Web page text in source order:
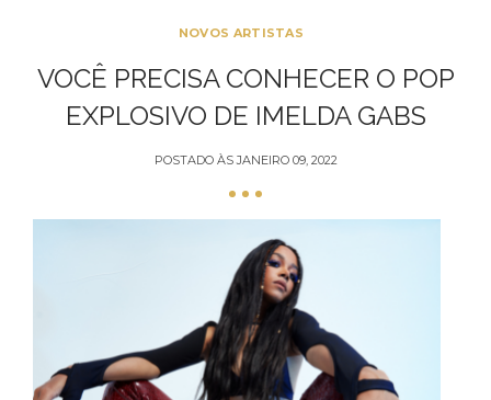
NOVOS ARTISTAS
VOCÊ PRECISA CONHECER O POP
EXPLOSIVO DE IMELDA GABS
POSTADO ÀSJANEIRO 09, 2022